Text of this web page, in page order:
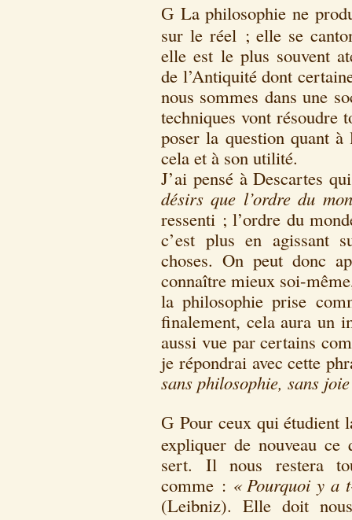
G La philosophie ne
sur le réel ; elle se
elle est le plus souvent
de l’Antiquité dont
nous sommes dans une
techniques vont résoudre
poser la question quant
cela et à son utilité.
J’ai pensé à Descartes
désirs que l’ordre du
ressenti ; l’ordre du
c’est plus en agissant
choses. On peut donc
connaître mieux soi-
la philosophie prise
finalement, cela aura un
aussi vue par certains
je répondrai avec cette
sans philosophie, sans
G Pour ceux qui étudient
expliquer de nouveau
sert. Il nous restera
comme : «Pourquoi y a
(Leibniz). Elle doit